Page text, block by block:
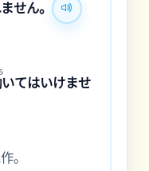
せん。
いてはいけませ
。